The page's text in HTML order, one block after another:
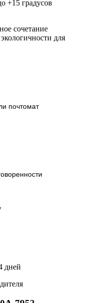
+15 градусов
сочетание
для
почтомат
дней